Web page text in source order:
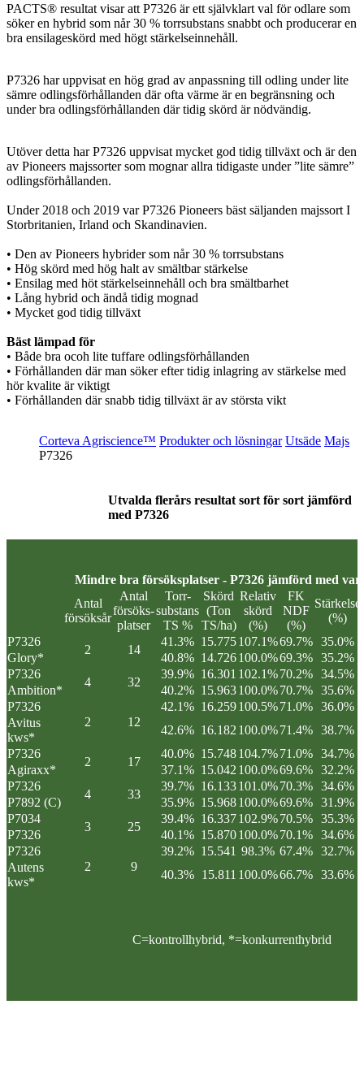
PACTS® resultat visar att P7326 är ett självklart val för odlare som
söker en hybrid som når 30 % torrsubstans snabbt och producerar en
bra ensilageskörd med högt stärkelseinnehåll.
P7326 har uppvisat en hög grad av anpassning till odling under lite
sämre odlingsförhållanden där ofta värme är en begränsning och
under bra odlingsförhållanden där tidig skörd är nödvändig.
Utöver detta har P7326 uppvisat mycket god tidig tillväxt och är den
av Pioneers majssorter som mognar allra tidigaste under ”lite sämre”
odlingsförhållanden.
Under 2018 och 2019 var P7326 Pioneers bäst säljanden majssort I
Storbritanien, Irland och Skandinavien.
• Den av Pioneers hybrider som når 30 % torrsubstans
• Hög skörd med hög halt av smältbar stärkelse
• Ensilag med höt stärkelseinnehåll och bra smältbarhet
• Lång hybrid och ändå tidig mognad
• Mycket god tidig tillväxt
Bäst lämpad för
• Både bra ocoh lite tuffare odlingsförhållanden
• Förhållanden där man söker efter tidig inlagring av stärkelse med
hör kvalite är viktigt
• Förhållanden där snabb tidig tillväxt är av största vikt
Corteva Agriscience™ Produkter och lösningar Utsäde Majs
P7326
Utvalda flerårs resultat sort för sort jämförd
med P7326
Mindre bra försöksplatser - P7326 jämförd med
Antal
försöksår
Antal
försöks-
platser
Torr-
substans
TS %
Skörd
(Ton
TS/ha)
Relativ
skörd
(%)
FK
NDF
(%)
Stärkelse
(%)
P7326
2 14
41.3% 15.775107.1%69.7% 35.0%
Glory*
40.8% 14.726100.0%69.3% 35.2%
P7326
4 32
39.9% 16.301 102.1%70.2% 34.5%
Ambition*
40.2% 15.963100.0%70.7% 35.6%
P7326
2
12
42.1% 16.259100.5%71.0% 36.0%
Avitus
kws*
42.6% 16.182 100.0%71.4% 38.7%
P7326
2 17
40.0% 15.748104.7%71.0% 34.7%
Agiraxx*
37.1% 15.042 100.0%69.6% 32.2%
P7326
4 33
39.7% 16.133101.0%70.3% 34.6%
P7892 (C)
35.9% 15.968100.0%69.6% 31.9%
P7034
3 25
39.4% 16.337102.9%70.5% 35.3%
P7326
40.1% 15.870100.0%70.1% 34.6%
P7326
2
9
39.2% 15.541 98.3% 67.4% 32.7%
Autens
kws*
40.3% 15.811 100.0%66.7% 33.6%
C=kontrollhybrid, *=konkurrenthybrid